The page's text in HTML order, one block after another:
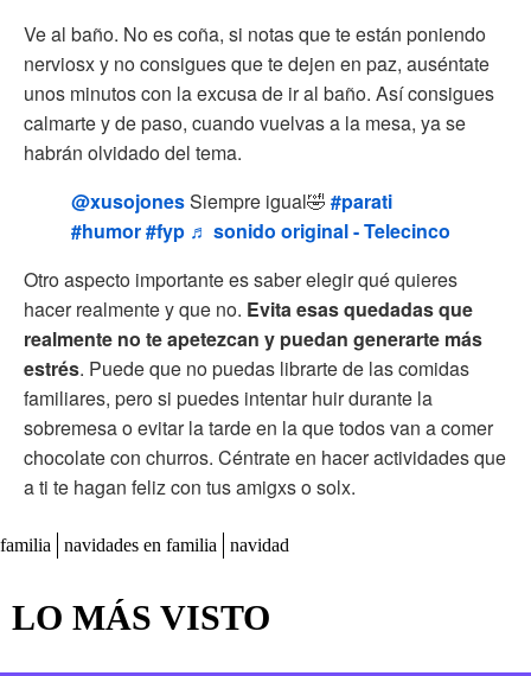
Ve al baño. No es coña, si notas que te están poniendo
nerviosx y no consigues que te dejen en paz, auséntate
unos minutos con la excusa de ir al baño. Así consigues
calmarte y de paso, cuando vuelvas a la mesa, ya se
habrán olvidado del tema.
@xusojonesSiempre igual🤣 #parati
#humor#fyp ♬ sonido original - Telecinco
Otro aspecto importante es saber elegir qué quieres
hacer realmente y que no. Evita esas quedadas que
realmente no te apetezcan y puedan generarte más
estrés. Puede que no puedas librarte de las comidas
familiares, pero si puedes intentar huir durante la
sobremesa o evitar la tarde en la que todos van a comer
chocolate con churros. Céntrate en hacer actividades que
a ti te hagan feliz con tus amigxs o solx.
familia navidades en familia navidad
LO MÁS VISTO